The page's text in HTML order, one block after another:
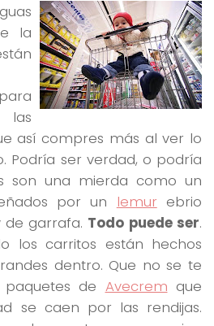
la
así compres más al ver lo
Podría ser verdad, o podría
son una mierda como un
por un lemur ebrio
de garrafa. Todo puede ser.
los carritos están hechos
dentro. Que no se te
de Avecrem que
se caen por las rendijas.